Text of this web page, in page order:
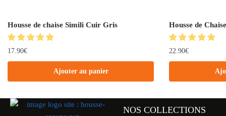
Housse de chaise Simili Cuir Gris
17.90€
Ajouter au panier
Housse de
22.90€
NOS COLLECTIONS